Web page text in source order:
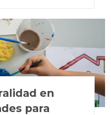
en
para